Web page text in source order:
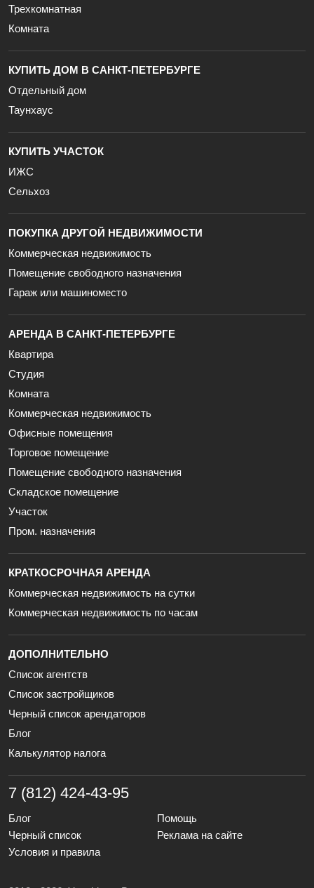
Трехкомнатная
Комната
КУПИТЬ ДОМ В САНКТ-ПЕТЕРБУРГЕ
Отдельный дом
Таунхаус
КУПИТЬ УЧАСТОК
ИЖС
Сельхоз
ПОКУПКА ДРУГОЙ НЕДВИЖИМОСТИ
Коммерческая недвижимость
Помещение свободного назначения
Гараж или машиноместо
АРЕНДА В САНКТ-ПЕТЕРБУРГЕ
Квартира
Студия
Комната
Коммерческая недвижимость
Офисные помещения
Торговое помещение
Помещение свободного назначения
Складское помещение
Участок
Пром. назначения
КРАТКОСРОЧНАЯ АРЕНДА
Коммерческая недвижимость на сутки
Коммерческая недвижимость по часам
ДОПОЛНИТЕЛЬНО
Список агентств
Список застройщиков
Черный список арендаторов
Блог
Калькулятор налога
7 (812) 424-43-95
Блог
Помощь
Черный список
Реклама на сайте
Условия и правила